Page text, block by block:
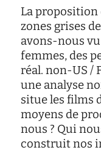
équipes
actualités
contact
à
la
La proposition
zones grises
avons-nous
femmes, des
réal. non-US /
une analyse
situe les films
moyens de
nous ? Qui
construit nos